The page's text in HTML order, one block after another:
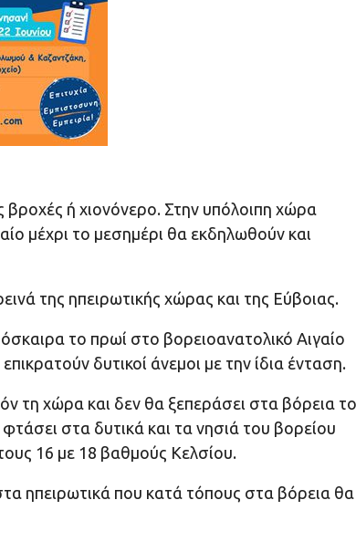
βροχές ή χιονόνερο. Στην υπόλοιπη χώρα
μέχρι το μεσημέρι θα εκδηλωθούν και
της ηπειρωτικής χώρας και της Εύβοιας.
το πρωί στο βορειοανατολικό Αιγαίο
δυτικοί άνεμοι με την ίδια ένταση.
τη χώρα και δεν θα ξεπεράσει στα βόρεια
στα δυτικά και τα νησιά του βορείου
16 με 18 βαθμούς Κελσίου.
ηπειρωτικά που κατά τόπους στα βόρεια θα